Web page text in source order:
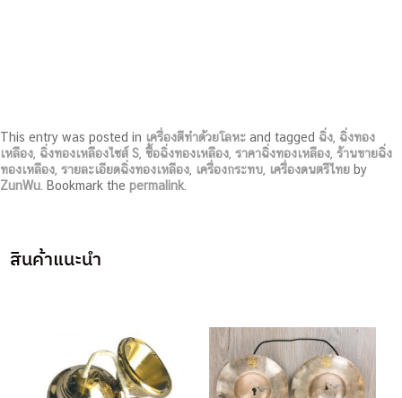
This entry was posted in เครื่องตีทำด้วยโลหะ and tagged ฉิ่ง ฉิ่งทอง
เหลือง ฉิ่งทองเหลืองไซส์ S ซื้อฉิ่งทองเหลือง ราคาฉิ่งทองเหลือง ร้านขายฉิ่ง
ทองเหลือง รายละเอียดฉิ่งทองเหลือง เครื่องกระทบ เครื่องดนตรีไทย by
ZunWu . Bookmark the permalink
สินค้าแนะนำ